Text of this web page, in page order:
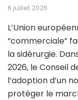
6 juillet 2026
L’Union
“commerciale”
la sidérurgie.
2026, le Conseil
l’adoption d’un
protéger le